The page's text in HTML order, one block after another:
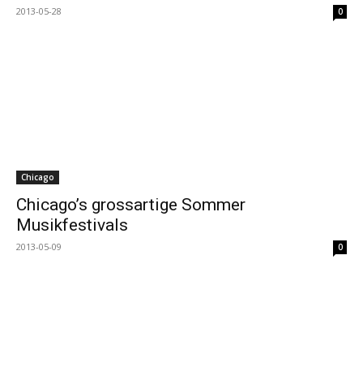
2013-05-28 0
Chicago
Chicago’s grossartige Sommer
Musikfestivals
2013-05-09 0